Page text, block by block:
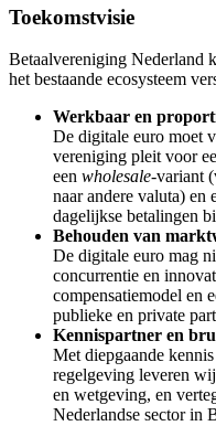
Toekomstvisie
Betaalvereniging Nederland
het bestaande ecosysteem
Werkbaar en
De digitale euro moet
vereniging pleit voor
een wholesale-variant
naar andere valuta) en
dagelijkse betalingen
Behouden van
De digitale euro mag
concurrentie en
compensatiemodel en
publieke en private
Kennispartner en
Met diepgaande
regelgeving leveren
en wetgeving, en
Nederlandse sector in